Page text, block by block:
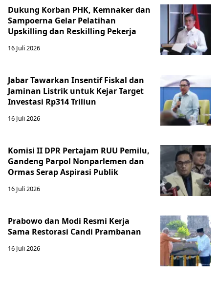
Dukung Korban PHK, Kemnaker dan
Sampoerna Gelar Pelatihan
Upskilling dan Reskilling Pekerja
16 Juli 2026
Jabar Tawarkan Insentif Fiskal dan
Jaminan Listrik untuk Kejar Target
Investasi Rp314 Triliun
16 Juli 2026
Komisi II DPR Pertajam RUU Pemilu,
Gandeng Parpol Nonparlemen dan
Ormas Serap Aspirasi Publik
16 Juli 2026
Prabowo dan Modi Resmi Kerja
Sama Restorasi Candi Prambanan
16 Juli 2026